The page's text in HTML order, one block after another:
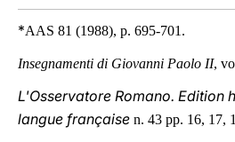
*AAS 81 (1988), p. 695-701.
Insegnamenti di Giovanni Paolo II,
L'Osservatore Romano. Edition
langue française n. 43 pp. 16, 17,